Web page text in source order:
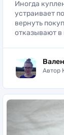
Иногда
устраивает
вернуть
отказывают в
Автор